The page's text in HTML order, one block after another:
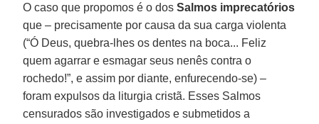
O caso que propomos é o dosSalmos imprecatórios
que – precisamente por causa da sua carga violenta
(“Ó Deus, quebra-lhes os dentes na boca... Feliz
quem agarrar e esmagar seus nenês contra o
rochedo!”, e assim por diante, enfurecendo-se) –
foram expulsos da liturgia cristã. Esses Salmos
censurados são investigados e submetidos a